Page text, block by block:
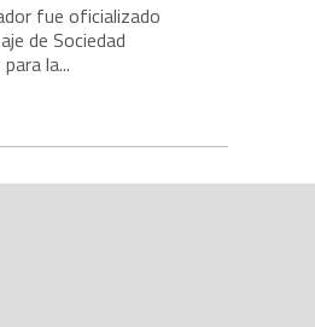
fue oficializado
de Sociedad
la...